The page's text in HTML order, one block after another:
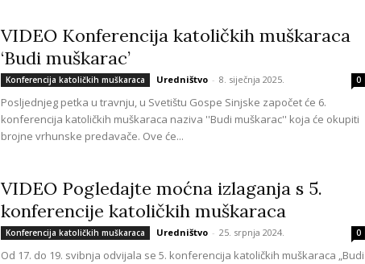
VIDEO Konferencija katoličkih muškaraca
‘Budi muškarac’
Konferencija katoličkih muškaraca Uredništvo - 8. siječnja 2025. 0
Posljednjeg petka u travnju, u Svetištu Gospe Sinjske započet će 6.
konferencija katoličkih muškaraca naziva ''Budi muškarac'' koja će okupiti
brojne vrhunske predavače. Ove će...
VIDEO Pogledajte moćna izlaganja s 5.
konferencije katoličkih muškaraca
Konferencija katoličkih muškaraca Uredništvo - 25. srpnja 2024. 0
Od 17. do 19. svibnja odvijala se 5. konferencija katoličkih muškaraca „Budi